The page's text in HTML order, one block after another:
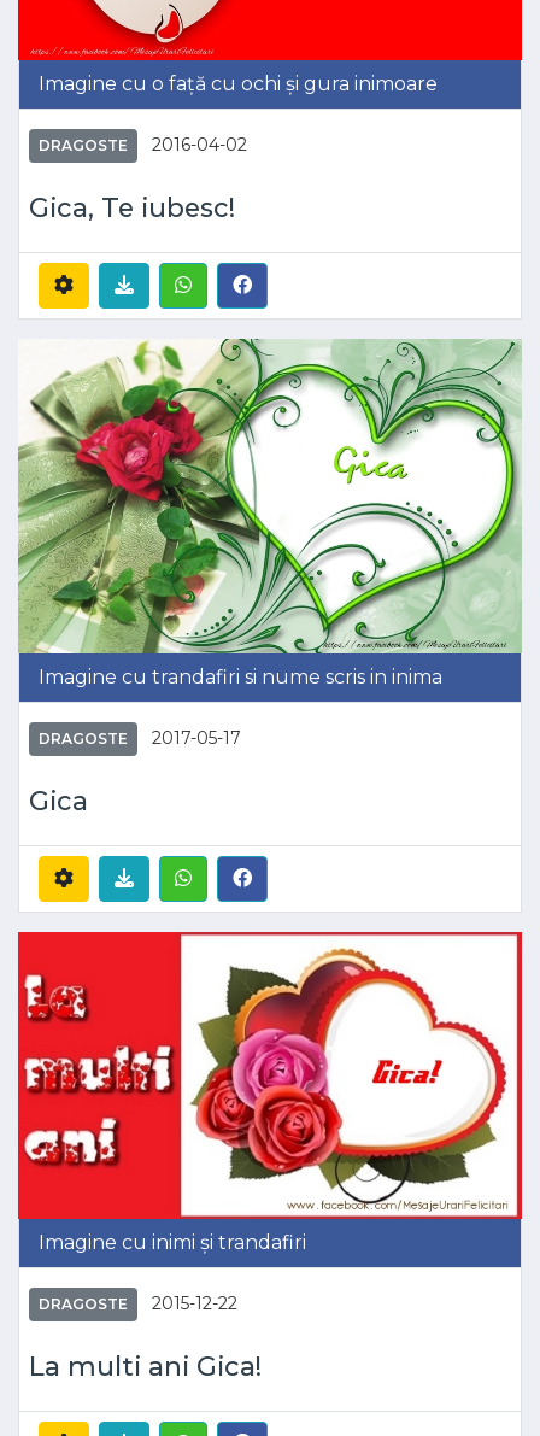
Imagine cu o față cu ochi și gura inimoare
DRAGOSTE 2016-04-02
Gica, Te iubesc!
Imagine cu trandafiri si nume scris in inima
DRAGOSTE 2017-05-17
Gica
Imagine cu inimi și trandafiri
DRAGOSTE 2015-12-22
La multi ani Gica!